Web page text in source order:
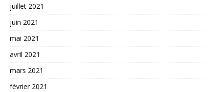
juillet 2021
juin 2021
mai 2021
avril 2021
mars 2021
février 2021